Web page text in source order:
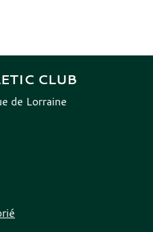
CLUB
de Lorraine